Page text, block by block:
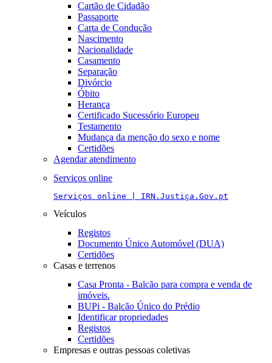
Cartão de Cidadão
Passaporte
Carta de Condução
Nascimento
Nacionalidade
Casamento
Separação
Divórcio
Óbito
Herança
Certificado Sucessório Europeu
Testamento
Mudança da menção do sexo e nome
Certidões
Agendar atendimento
Serviços online
Serviços online | IRN.Justiça.Gov.pt
Veículos
Registos
Documento Único Automóvel (DUA)
Certidões
Casas e terrenos
Casa Pronta - Balcão para compra e venda de
imóveis.
BUPi - Balcão Único do Prédio
Identificar propriedades
Registos
Certidões
Empresas e outras pessoas coletivas